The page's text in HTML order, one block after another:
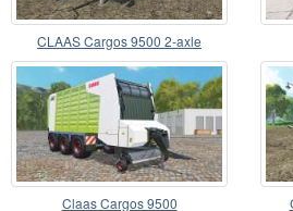
CLAAS Cargos 9500 2-axle
Claas Cargos 9500